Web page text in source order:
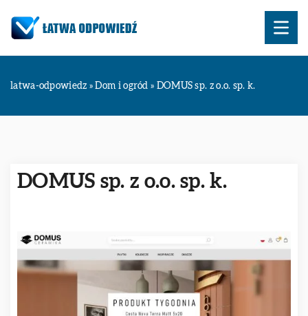
latwa-odpowiedz »Dom i ogród » DOMUS sp. z o.o. sp. k.
DOMUS sp. z o.o. sp. k.